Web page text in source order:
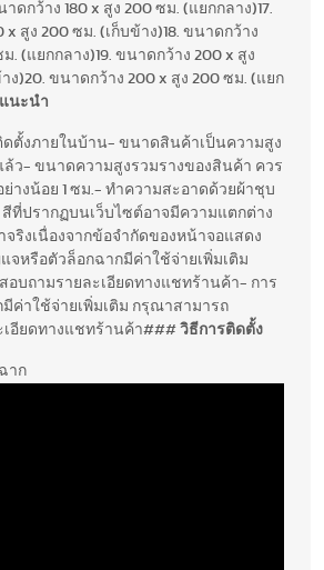
าดกว้าง 180 x สูง 200 ซม. (แยกกลาง)17.
x สูง 200 ซม. (เก็บข้าง)18. ขนาดกว้าง
ม. (แยกกลาง)19. ขนาดกว้าง 200 x สูง
ง)20. ขนาดกว้าง 200 x สูง 200 ซม. (แยก
นะนำ
ดตั้งภายในบ้าน- ขนาดสินค้าเป็นความสูง
ล้ว- ขนาดความสูงรวมรางของสินค้า ควร
างน้อย 1 ซม.- ทำความสะอาดด้วยผ้าชุบ
ที่ปรากฏบนเว็บไซต์อาจมีความแตกต่าง
ริงเนื่องจากข้อจำกัดของหน้าจอแสดง
จหรือตัวล็อกฉากมีค่าใช้จ่ายเพิ่มเติม
อบถามรายละเอียดทางแชทร้านค้า- การ
ค่าใช้จ่ายเพิ่มเติม กรุณาสามารถ
เอียดทางแชทร้านค้า### วิธีการติดตั้ง
าก